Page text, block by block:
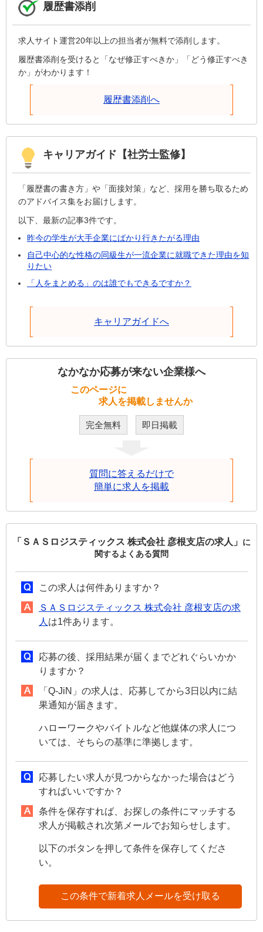
履歴書添削
求人サイト運営20年以上の担当者が無料で添削します。
履歴書添削を受けると「なぜ修正すべきか」「どう修正すべき
か」がわかります！
履歴書添削へ
キャリアガイド【社労士監修】
「履歴書の書き方」や「面接対策」など、採用を勝ち取るため
のアドバイス集をお届けします。
以下、最新の記事3件です。
昨今の学生が大手企業にばかり行きたがる理由
自己中心的な性格の同級生が一流企業に就職できた理由を知
りたい
「人をまとめる」のは誰でもできるですか？
キャリアガイドへ
なかなか応募が来ない企業様へ
このページに
求人を掲載しませんか
完全無料 即日掲載
質問に答えるだけで
簡単に求人を掲載
「ＳＡＳロジスティックス 株式会社 彦根支店の求人」 に
関するよくある質問
この求人は何件ありますか？
ＳＡＳロジスティックス 株式会社 彦根支店の求
人 は1件あります。
応募の後、採用結果が届くまでどれぐらいかか
りますか？
「Q-JiN」の求人は、応募してから3日以内に結
果通知が届きます。
ハローワークやバイトルなど他媒体の求人につ
いては、そちらの基準に準拠します。
応募したい求人が見つからなかった場合はどう
すればいいですか？
条件を保存すれば、お探しの条件にマッチする
求人が掲載され次第メールでお知らせします。
以下のボタンを押して条件を保存してくださ
い。
この条件で新着求人メールを受け取る